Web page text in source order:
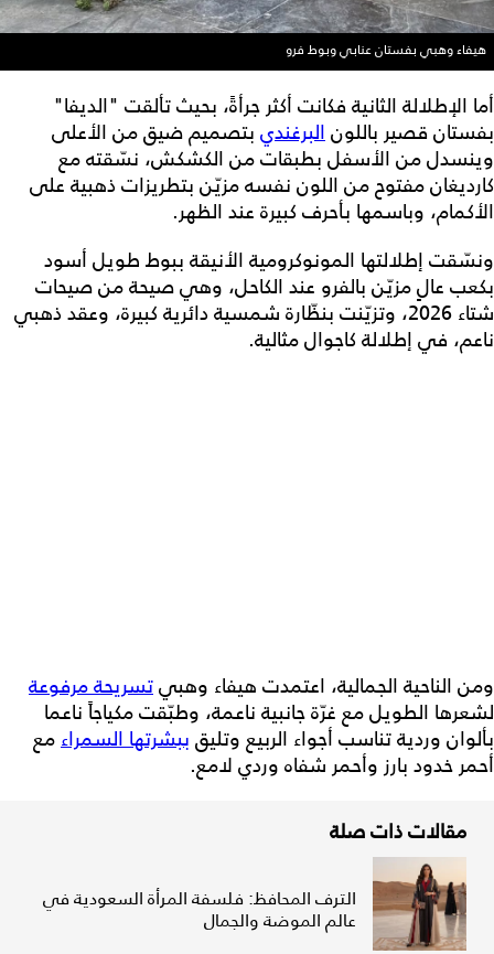
هيفاء وهبي بفستان عنابي وبوط فرو
أما الإطلالة الثانية فكانت أكثر جرأةً، بحيث تألقت "الديفا"
بفستان قصير باللونالبرغندي بتصميم ضيق من الأعلى
وينسدل من الأسفل بطبقات من الكشكش، نسّقته مع
كارديغان مفتوح من اللون نفسه مزيّن بتطريزات ذهبية على
الأكمام، وباسمها بأحرف كبيرة عند الظهر.
ونسّقت إطلالتها المونوكرومية الأنيقة ببوط طويل أسود
بكعب عالٍ مزيّن بالفرو عند الكاحل، وهي صيحة من صيحات
شتاء 2026، وتزيّنت بنظّارة شمسية دائرية كبيرة، وعقد ذهبي
ناعم، في إطلالة كاجوال مثالية.
ومن الناحية الجمالية، اعتمدت هيفاء وهبيتسريحة مرفوعة
لشعرها الطويل مع غرّة جانبية ناعمة، وطبّقت مكياجاً ناعما
بألوان وردية تناسب أجواء الربيع وتليق ببشرتها السمراءمع
أحمر خدود بارز وأحمر شفاه وردي لامع.
مقالات ذات صلة
الترف المحافظ: فلسفة المرأة السعودية في
عالم الموضة والجمال